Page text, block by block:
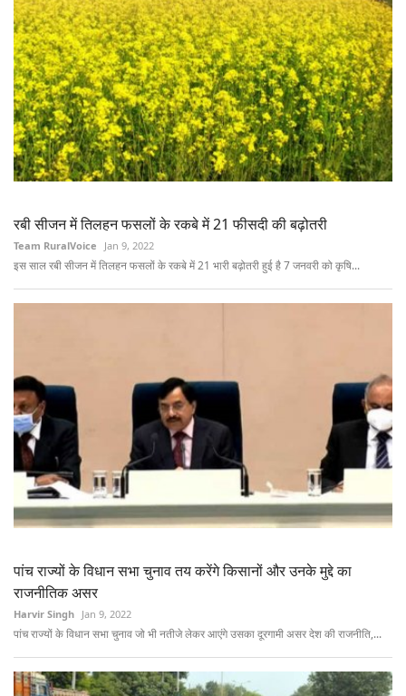
रबी सीजन में तिलहन फसलों के रकबे में 21 फीसदी की बढ़ोतरी
Team RuralVoice Jan 9, 2022
इस साल रबी सीजन में तिलहन फसलों के रकबे में 21 भारी बढ़ोतरी हुई है 7 जनवरी को कृषि...
पांच राज्यों के विधान सभा चुनाव तय करेंगे किसानों और उनके मुद्दे का
राजनीतिक असर
Harvir Singh Jan 9, 2022
पांच राज्यों के विधान सभा चुनाव जो भी नतीजे लेकर आएंगे उसका दूरगामी असर देश की राजनीति,...